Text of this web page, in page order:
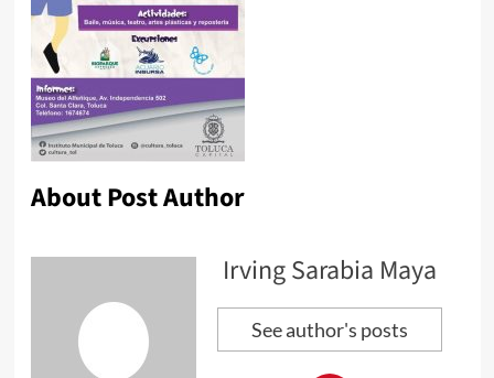
About Post Author
Irving Sarabia Maya
See author's posts